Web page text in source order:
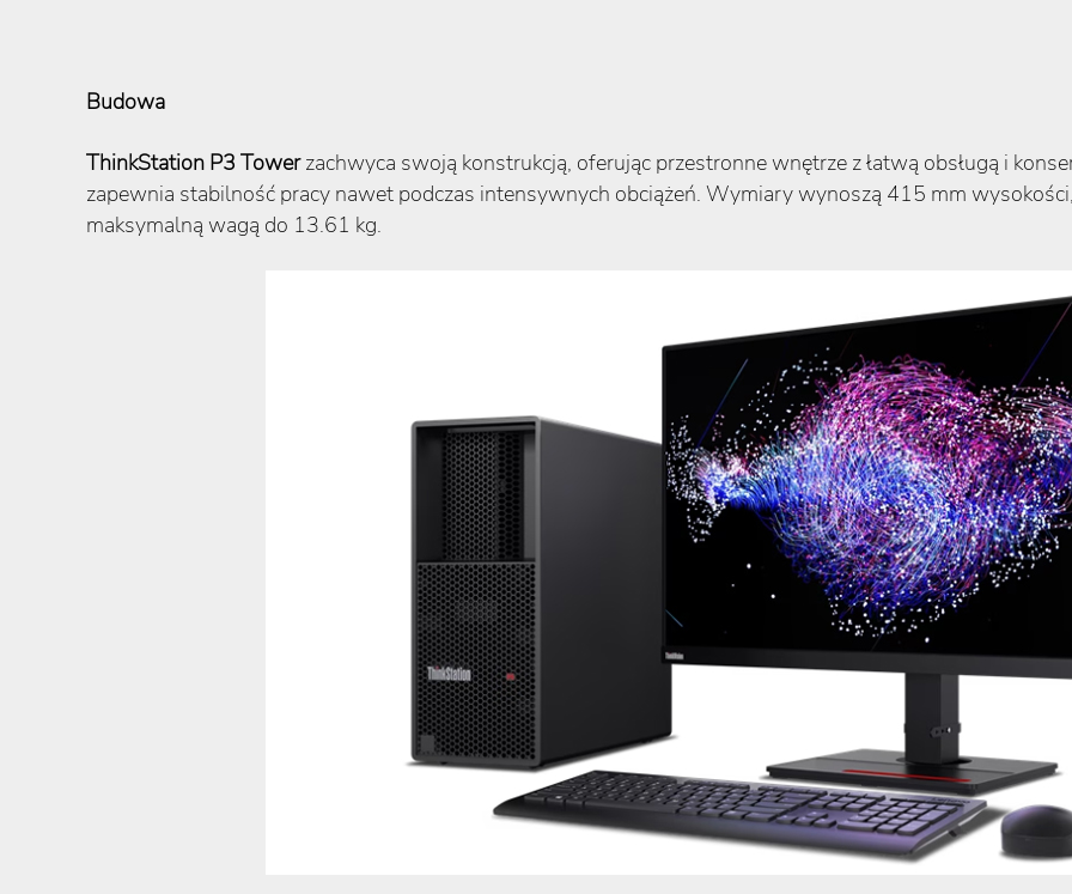
Budowa
ThinkStation P3 Towerzachwyca swoją konstrukcją, oferując przestronne wnętrze z łatwą obsługą i
zapewnia stabilność pracy nawet podczas intensywnych obciążeń. Wymiary wynoszą 415 mm
maksymalną wagą do 13.61 kg.